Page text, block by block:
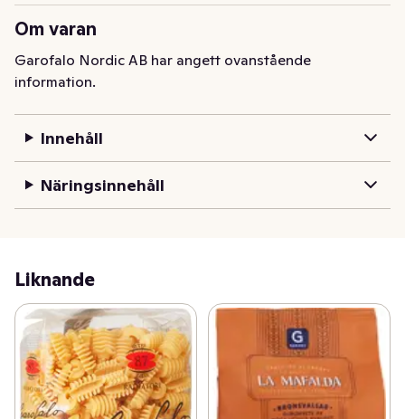
Om varan
Garofalo Nordic AB har angett ovanstående
information.
Innehåll
Näringsinnehåll
Liknande